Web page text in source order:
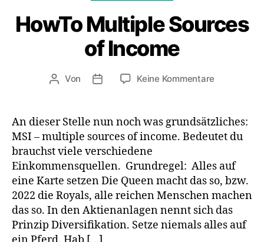
HowTo Multiple Sources
of Income
Beitragsautor
Von Veröffentlichungsdatum
Keine Kommentare
Sources
Income
An dieser Stelle nun noch was grundsätzliches:
MSI – multiple sources of income. Bedeutet du
brauchst viele verschiedene
Einkommensquellen. Grundregel: Alles auf
eine Karte setzen Die Queen macht das so, bzw.
2022 die Royals, alle reichen Menschen machen
das so. In den Aktienanlagen nennt sich das
Prinzip Diversifikation. Setze niemals alles auf